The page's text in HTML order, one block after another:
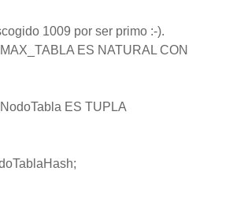
1009 por ser primo :-).
ES NATURAL CON
ES TUPLA